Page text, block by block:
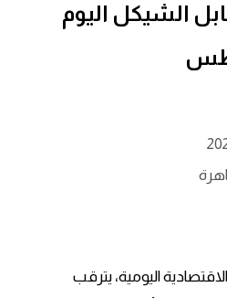
الشيكل اليوم
اليومية، يترقب